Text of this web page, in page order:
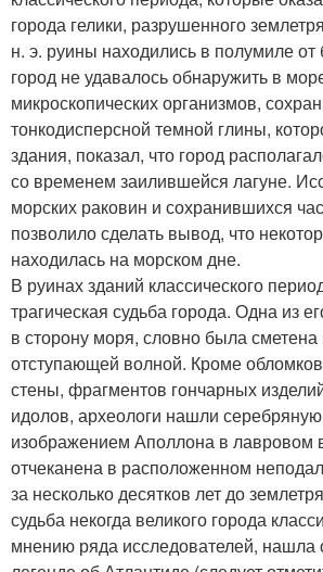
города гелики, разрушенного
н. э. руины находились в полумиле от
город не удавалось обнаружить в
микроскопических организмов,
тонкодисперсной темной глины,
здания, показал, что город
со временем заилившейся лагуне.
морских раковин и сохранившихся
позволило сделать вывод, что
находилась на морском дне.
В руинах зданий классического
трагическая судьба города. Одна из
в сторону моря, словно была сметена
отступающей волной. Кроме
стены, фрагментов гончарных
идолов, археологи нашли
изображением Аполлона в лавровом
отчеканена в расположенном
за несколько десятков лет до
судьба некогда великого города
мнению ряда исследователей, нашла